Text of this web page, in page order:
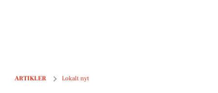
ARTIKLER Lokalt nyt
Opkøber 100 hektar jord til Grøn Trepart: Skal bruges til skov,